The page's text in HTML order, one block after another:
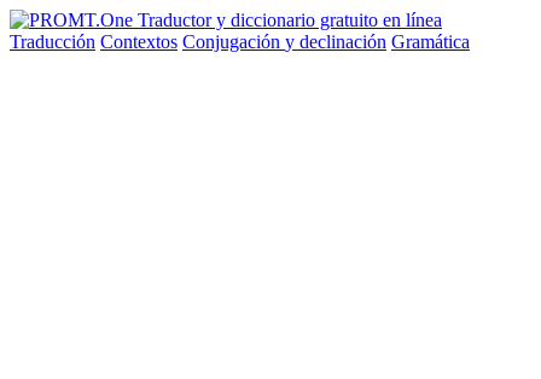
Traducción Contextos Conjugación y declinación Gramática